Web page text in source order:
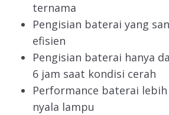
ternama
Pengisian baterai yang
efisien
Pengisian baterai hanya
6 jam saat kondisi cerah
Performance baterai
nyala lampu